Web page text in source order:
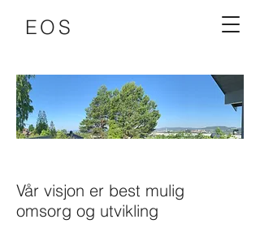
EOS
Vår visjon er best mulig
omsorg og utvikling